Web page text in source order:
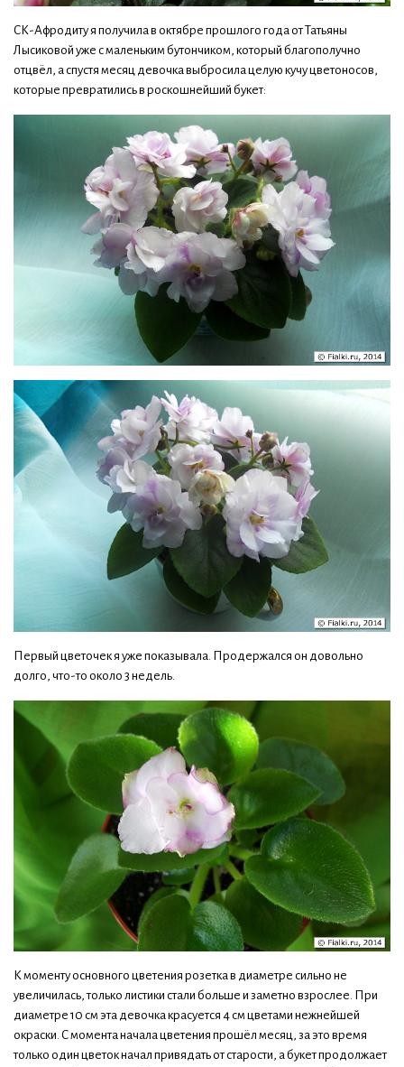
СК-Афродиту я получила в октябре прошлого года от Татьяны
Лысиковой уже с маленьким бутончиком, который благополучно
отцвёл, а спустя месяц девочка выбросила целую кучу цветоносов,
которые превратились в роскошнейший букет:
Первый цветочек я уже показывала. Продержался он довольно
долго, что-то около 3 недель.
К моменту основного цветения розетка в диаметре сильно не
увеличилась, только листики стали больше и заметно взрослее. При
диаметре 10 см эта девочка красуется 4 см цветами нежнейшей
окраски. С момента начала цветения прошёл месяц, за это время
только один цветок начал привядать от старости, а букет продолжает